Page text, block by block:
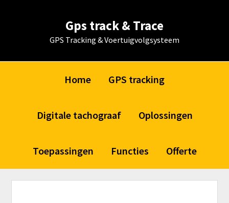
Gps track & Trace
GPS Tracking & Voertuigvolgsysteem
Home GPS tracking
Digitale tachograaf Oplossingen
Toepassingen Functies Offerte